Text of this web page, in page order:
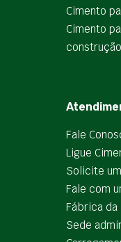
Cimento
Cimento
construção
Fale
Ligue
Solicite
Fale com
Fábrica
Sede